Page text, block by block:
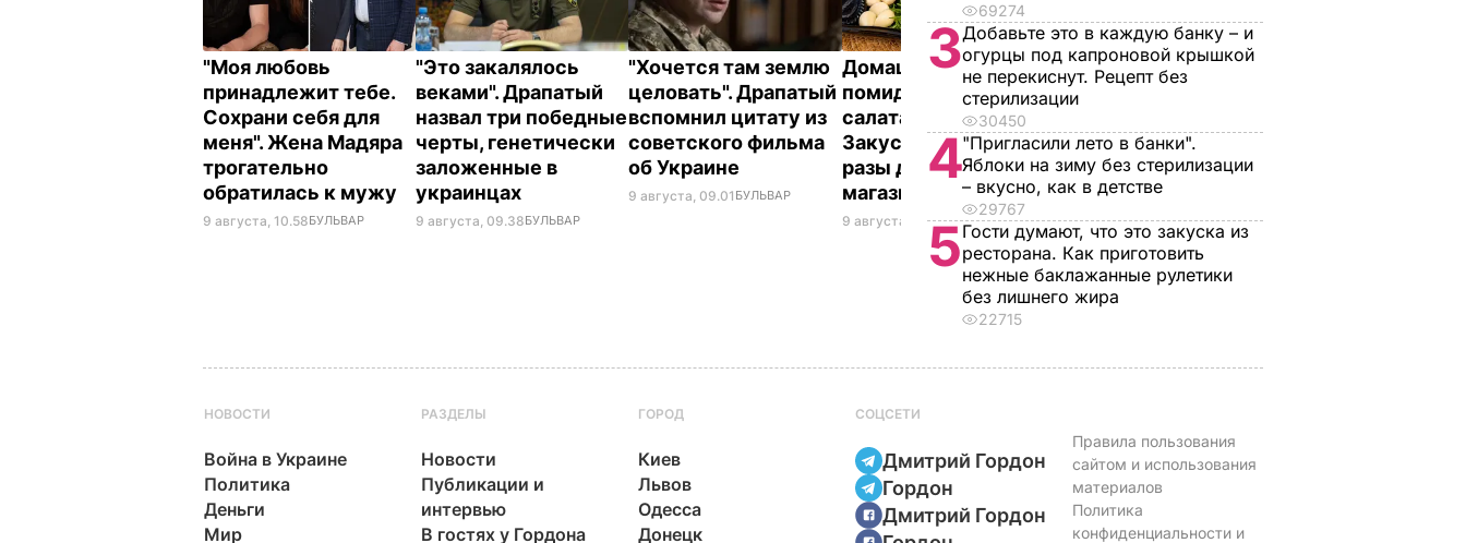
"Моя любовь
принадлежит тебе.
Сохрани себя для
меня". Жена Мадяра
трогательно
обратилась к мужу
9 августа, 10.58БУЛЬВАР
"Это закалялось
веками". Драпатый
назвал три победные
черты, генетически
заложенные в
украинцах
9 августа, 09.38БУЛЬВАР
"Хочется там землю
целовать". Драпатый
вспомнил цитату из
советского фильма
об Украине
9 августа, 09.01 БУЛЬВАР
Домашние вяленые
помидоры к пицце,
салатам и в подарок.
Закуска, которая в
разы дешевле
магазинной
9 августа, 08.44БУЛЬВАР
"Что смотрите?
Пишите рецепт!"
херсонские
помидоры, которые
можно есть уже на
второй день
8 августа, 23.56 БУЛЬВАР
69274
3Добавьте это в каждую банку – и
огурцы под капроновой крышкой
не перекиснут. Рецепт без
стерилизации
30450
4"Пригласили лето в банки".
Яблоки на зиму без стерилизации
– вкусно, как в детстве
29767
5Гости думают, что это закуска из
ресторана. Как приготовить
нежные баклажанные рулетики
без лишнего жира
22715
НОВОСТИ
Война в Украине
Политика
Деньги
Мир
РАЗДЕЛЫ
Новости
Публикации и
интервью
В гостях у Гордона
ГОРОД
Киев
Львов
Одесса
Донецк
СОЦСЕТИ
Дмитрий Гордон
Гордон
Дмитрий Гордон
Правила пользования
сайтом и использования
материалов
Политика
конфиденциальности и